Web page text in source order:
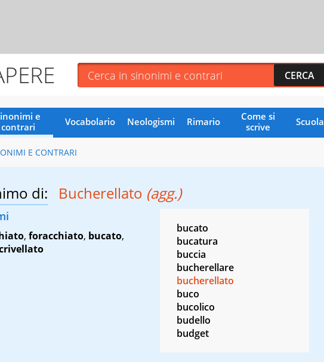
e
contrari
Vocabolario Neologismi Rimario
Come si
scrive
Scuola
E CONTRARI
di: Bucherellato (agg.)
, foracchiato, bucato,
bucato
bucatura
buccia
bucherellare
bucherellato
buco
bucolico
budello
budget